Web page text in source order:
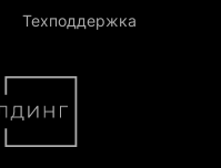
Техподдержка